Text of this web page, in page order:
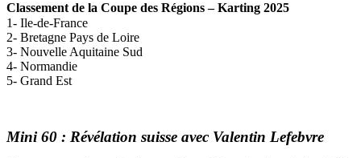
Classement de la Coupe des Régions – Karting 2025
1- Ile-de-France
2- Bretagne Pays de Loire
3- Nouvelle Aquitaine Sud
4- Normandie
5- Grand Est
Mini 60 : Révélation suisse avec Valentin Lefebvre